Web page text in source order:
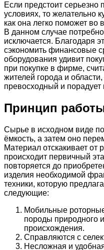
Если предстоит серьезно
условиях, то желательно
как она легко поможет во
В данном случае
исключается. Благодаря
сэкономить финансовые
оборудования удивит
при покупке в фирме,
жителей города и
превосходный и порадует
Принцип
Сырье в исходном виде
ёмкость, а затем оно
Материал отскакивает
происходит первичный
повторяется до
изделия необходимой
техники, которую
следующие:
Мобильные
породы природного и
происхождения.
Справляются с
Несложная и